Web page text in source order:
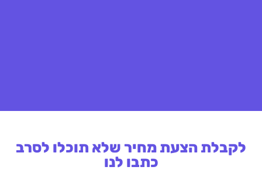
לקבלת הצעת מחיר שלא תוכלו לסרב
כתבו לנו